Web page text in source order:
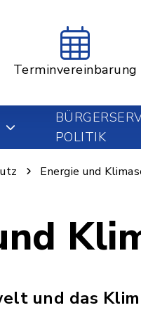
Terminvereinbarung
POLITIK
Energie und
und das